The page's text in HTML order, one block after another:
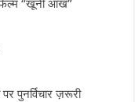
“खूनी आंख”
पुनर्विचार ज़रूरी